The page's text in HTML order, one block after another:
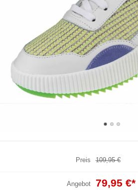
Preis 109,95 €
Angebot 79,95 €*